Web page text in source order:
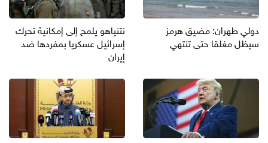
دولي طهران: مضيق هرمز
سيظل مغلقا حتى تنتهي
نتنياهو يلمح إلى إمكانية تحرك
إسرائيل عسكريا بمفردها ضد
إيران